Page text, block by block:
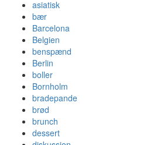
asiatisk
bær
Barcelona
Belgien
benspænd
Berlin
boller
Bornholm
bradepande
brød
brunch
dessert